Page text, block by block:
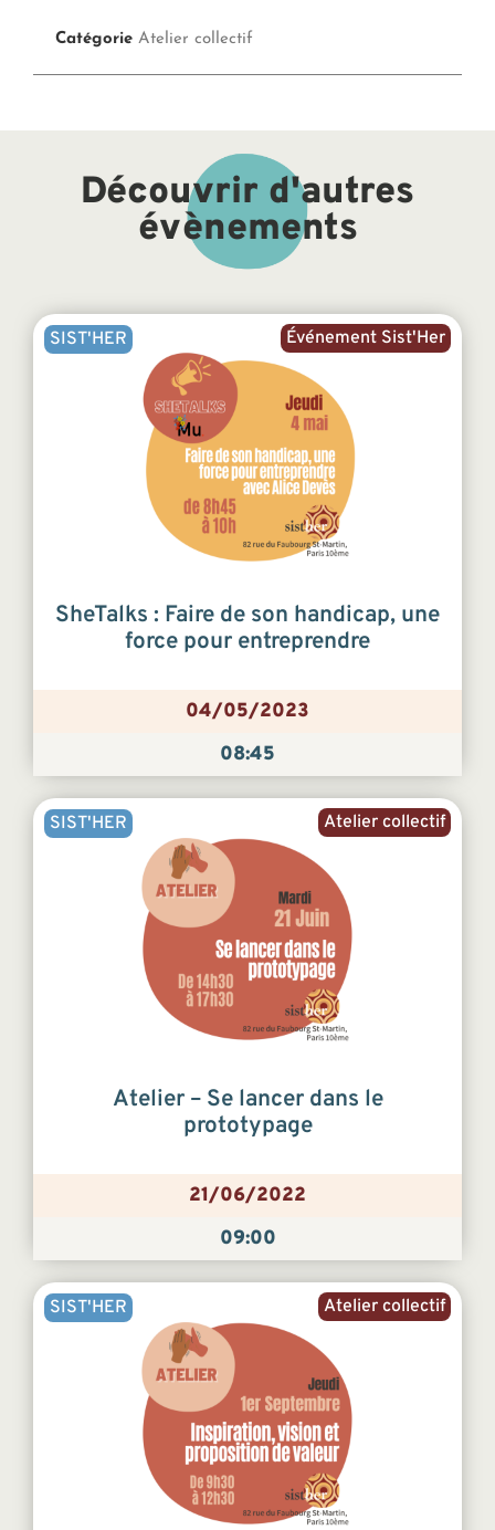
Catégorie Atelier collectif
Découvrir d'autres
évènements
Événement Sist'Her
SIST'HER
SheTalks : Faire de son handicap, une
force pour entreprendre
04/05/2023
08:45
Atelier collectif
SIST'HER
Atelier – Se lancer dans le
prototypage
21/06/2022
09:00
Atelier collectif
SIST'HER